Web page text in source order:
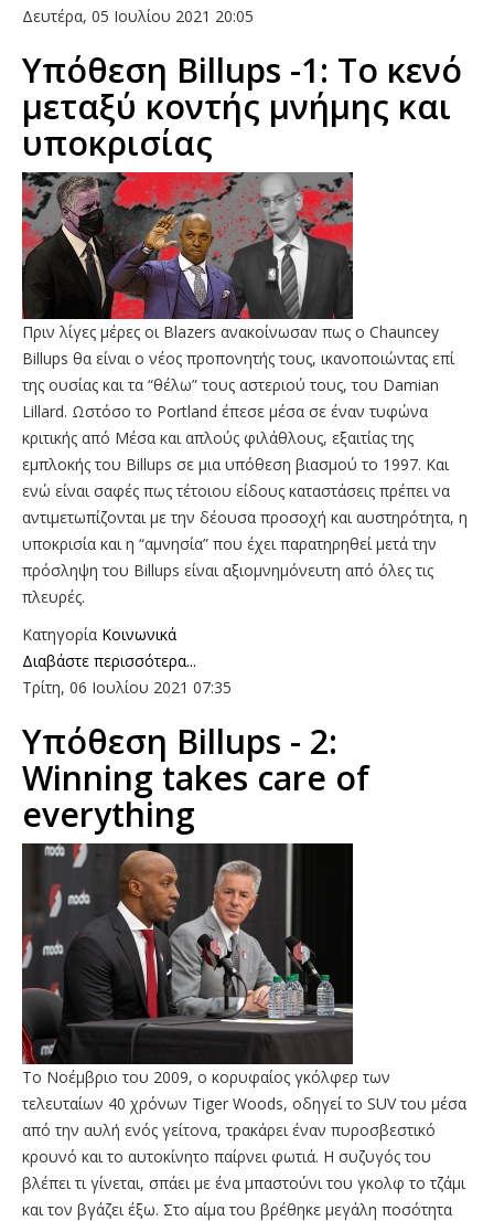
Δευτέρα, 05 Ιουλίου 2021 20:05
Υπόθεση Billups -1: Το κενό
μεταξύ κοντής μνήμης και
υποκρισίας
Πριν λίγες μέρες οι Blazers ανακοίνωσαν πως ο Chauncey
Billups θα είναι ο νέος προπονητής τους, ικανοποιώντας επί
της ουσίας και τα “θέλω” τους αστεριού τους, του Damian
Lillard. Ωστόσο το Portland έπεσε μέσα σε έναν τυφώνα
κριτικής από Μέσα και απλούς φιλάθλους, εξαιτίας της
εμπλοκής του Billups σε μια υπόθεση βιασμού το 1997. Και
ενώ είναι σαφές πως τέτοιου είδους καταστάσεις πρέπει να
αντιμετωπίζονται με την δέουσα προσοχή και αυστηρότητα, η
υποκρισία και η “αμνησία” που έχει παρατηρηθεί μετά την
πρόσληψη του Billups είναι αξιομνημόνευτη από όλες τις
πλευρές.
Κατηγορία Κοινωνικά
Διαβάστε περισσότερα...
Τρίτη, 06 Ιουλίου 2021 07:35
Υπόθεση Billups - 2:
Winning takes care of
everything
Το Νοέμβριο του 2009, ο κορυφαίος γκόλφερ των
τελευταίων 40 χρόνων Tiger Woods, οδηγεί το SUV του μέσα
από την αυλή ενός γείτονα, τρακάρει έναν πυροσβεστικό
κρουνό και το αυτοκίνητο παίρνει φωτιά. Η συζυγός του
βλέπει τι γίνεται, σπάει με ένα μπαστούνι του γκολφ το τζάμι
και τον βγάζει έξω. Στο αίμα του βρέθηκε μεγάλη ποσότητα